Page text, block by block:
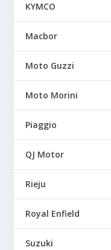
KYMCO
Macbor
Moto Guzzi
Moto Morini
Piaggio
QJ Motor
Rieju
Royal Enfield
Suzuki